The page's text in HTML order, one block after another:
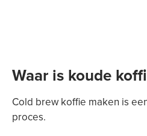
Waar is koude
Cold brew koffie maken is
proces.